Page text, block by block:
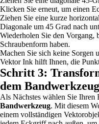
Klicken Sie erneut, um einen
Ziehen Sie eine kurze
Diagonale um 45 Grad nach
Wiederholen Sie den Vorgang,
Schraubenform haben.
Machen Sie sich keine Sorgen
Vektor Ink hilft Ihnen, die
Schritt 3:
dem Bandwerkzeug
Als Nächstes wählen Sie
Bandwerkzeug. Mit diesem
einem vollständigen